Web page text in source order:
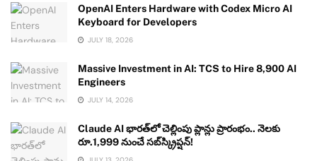
OpenAI Enters Hardware with Codex Micro AI
Keyboard for Developers
JULY 18, 2026
Massive Investment in AI: TCS to Hire 8,900 AI
Engineers
JULY 14, 2026
Claude AI భారత్‌లో చెల్లింపు ప్లాన్లు ప్రారంభం.. నెలకు
రూ.1,999 నుంచే సబ్‌స్క్రిప్షన్!